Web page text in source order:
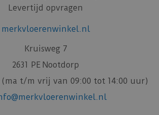
Levertijd opvragen
merkvloerenwinkel.nl
Kruisweg 7
2631 PE Nootdorp
(ma t/m vrij van 09:00 tot 14:00 uur)